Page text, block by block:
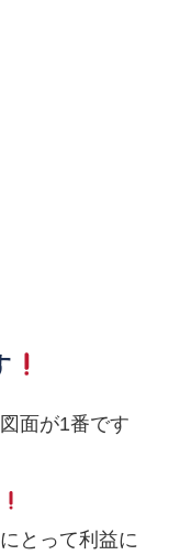
面が1番です
とって利益に